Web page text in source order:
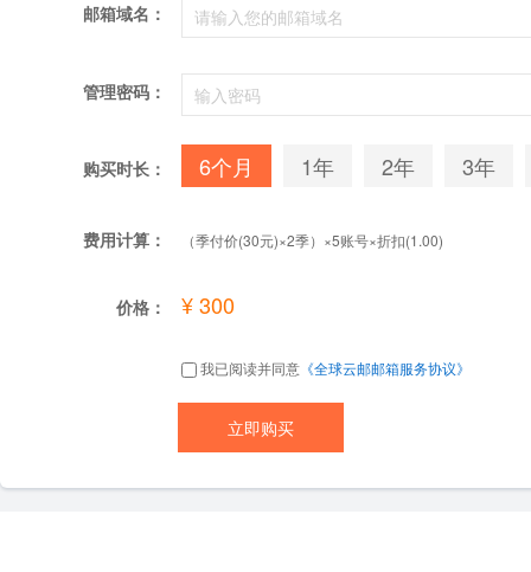
邮箱域名：
管理密码：
购买时长： 6个月 1年 2年 3年
费用计算： （季付价(30元)×2季）×5账号×折扣(1.00)
价格： ¥ 300
我已阅读并同意 《全球云邮邮箱服务协议》